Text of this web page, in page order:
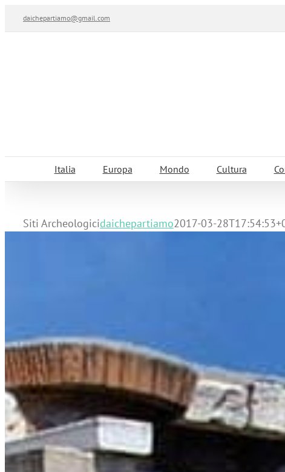
Salta
al
daichepartiamo@gmail.com
Italia Europa Mondo Cultura
Siti Archeologicidaichepartiamo2017-03-